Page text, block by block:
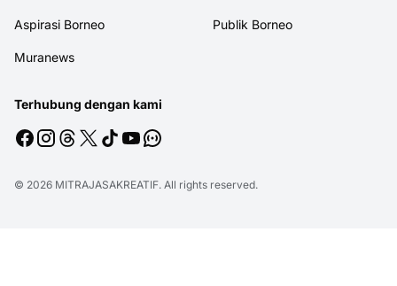
Aspirasi Borneo Publik Borneo
Muranews
Terhubung dengan kami
© 2026 MITRAJASAKREATIF. All rights reserved.